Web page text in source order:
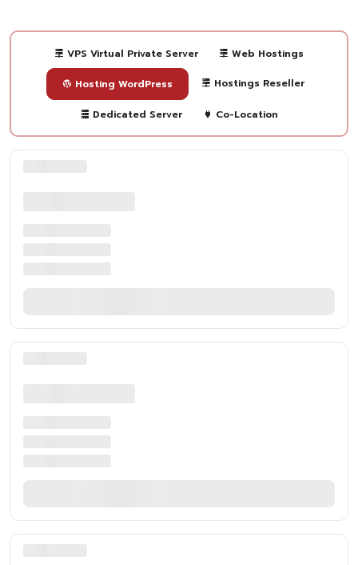
VPS Virtual Private Server Web Hostings
Hosting WordPress Hostings Reseller
Dedicated Server Co-Location